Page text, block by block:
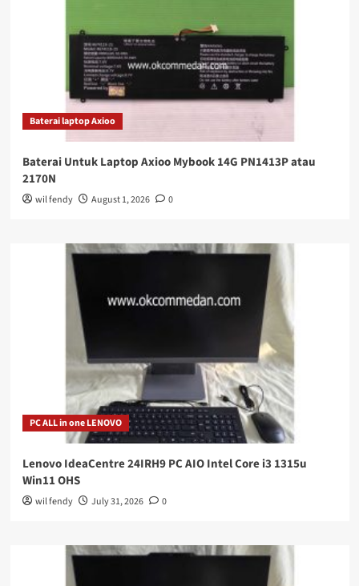
Baterai laptop Axioo
Baterai Untuk Laptop Axioo Mybook 14G PN1413P atau
2170N
wil fendy August 1, 2026 0
PC ALL in one LENOVO
Lenovo IdeaCentre 24IRH9 PC AIO Intel Core i3 1315u
Win11 OHS
wil fendy July 31, 2026 0